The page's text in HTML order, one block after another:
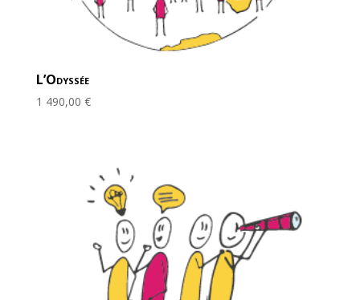
L’Odyssée
1 490,00 €